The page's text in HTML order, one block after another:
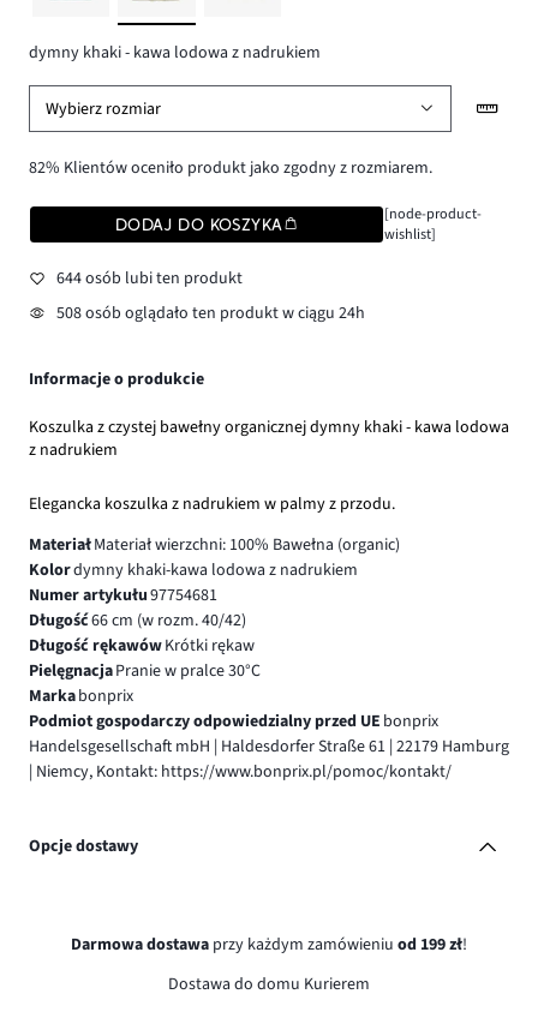
dymny khaki - kawa lodowa z nadrukiem
Wybierz rozmiar
82% Klientów oceniło produkt jako zgodny z rozmiarem.
DODAJ DO KOSZYKA
[node-product-
wishlist]
644 osób lubi ten produkt
508 osób oglądało ten produkt w ciągu 24h
Informacje o produkcie
Koszulka z czystej bawełny organicznej dymny khaki - kawa lodowa
z nadrukiem
Elegancka koszulka z nadrukiem w palmy z przodu.
MateriałMateriał wierzchni: 100% Bawełna (organic)
Kolordymny khaki-kawa lodowa z nadrukiem
Numer artykułu97754681
Długość66 cm (w rozm. 40/42)
Długość rękawówKrótki rękaw
PielęgnacjaPranie w pralce 30°C
Markabonprix
Podmiot gospodarczy odpowiedzialny przed UE bonprix
Handelsgesellschaft mbH | Haldesdorfer Straße 61 | 22179 Hamburg
| Niemcy, Kontakt: https://www.bonprix.pl/pomoc/kontakt/
Opcje dostawy
Darmowa dostawa przy każdym zamówieniu od 199 zł!
Dostawa do domu Kurierem